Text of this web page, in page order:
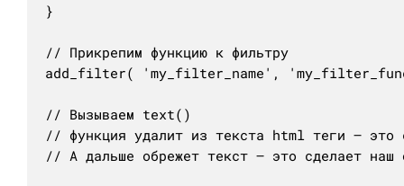
}
// Прикрепим функцию к фильтру
add_filter( 'my_filter_name',
// Вызываем text()
// функция удалит из текста html теги —
// А дальше обрежет текст — это сделает наш